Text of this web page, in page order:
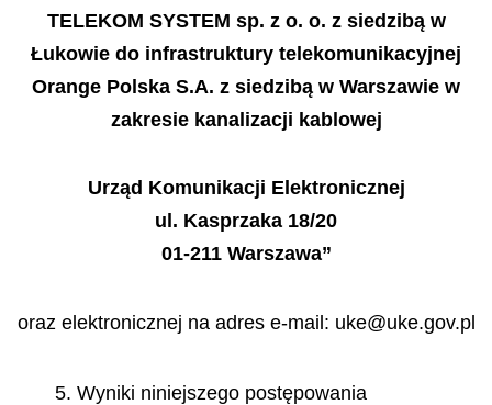
TELEKOM SYSTEM sp. z o. o. z siedzibą w
Łukowie do infrastruktury telekomunikacyjnej
Orange Polska S.A. z siedzibą w Warszawie w
zakresie kanalizacji kablowej
Urząd Komunikacji Elektronicznej
ul. Kasprzaka 18/20
01-211 Warszawa”
oraz elektronicznej na adres e-mail: uke@uke.gov.pl
5. Wyniki niniejszego postępowania